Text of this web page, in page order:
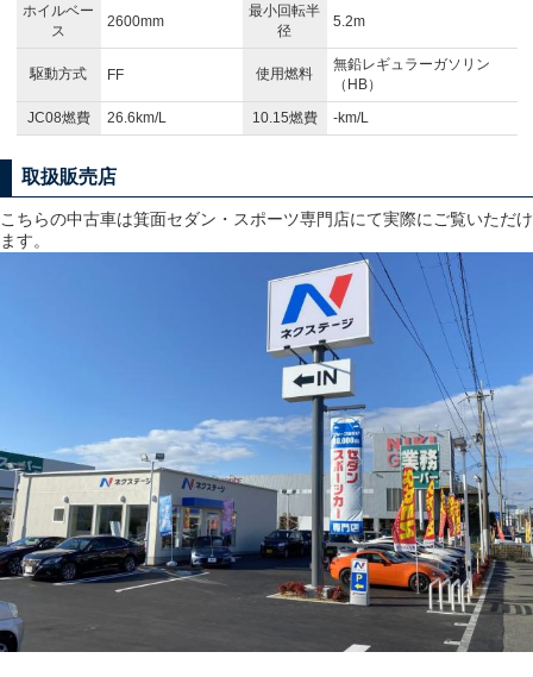
ホイルベー
ス
2600mm
最小回転半
径
5.2m
駆動方式 FF 使用燃料
無鉛レギュラーガソリン
（HB）
JC08燃費
26.6km/L 10.15燃費 -km/L
取扱販売店
こちらの中古車は箕面セダン・スポーツ専門店にて実際にご覧いただけ
ます。